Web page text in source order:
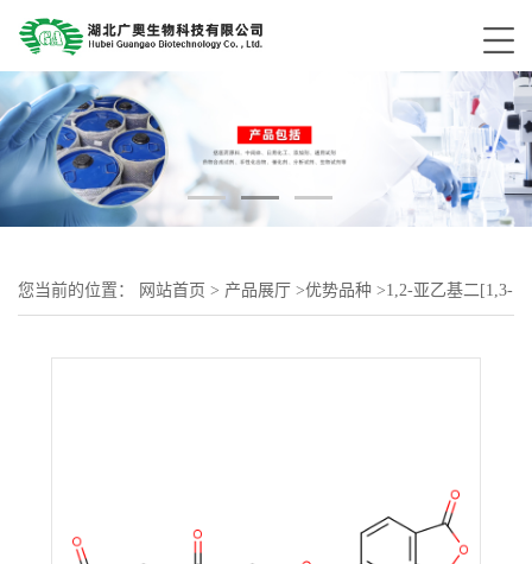
您当前的位置： 网站首页 > 产品展厅 >优势品种 >1,2-亚乙基二[1,3-